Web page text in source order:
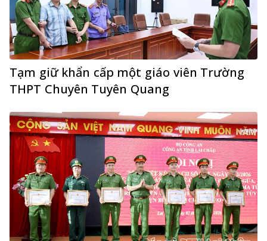
Tạm giữ khẩn cấp một giáo viên Trường
THPT Chuyên Tuyên Quang